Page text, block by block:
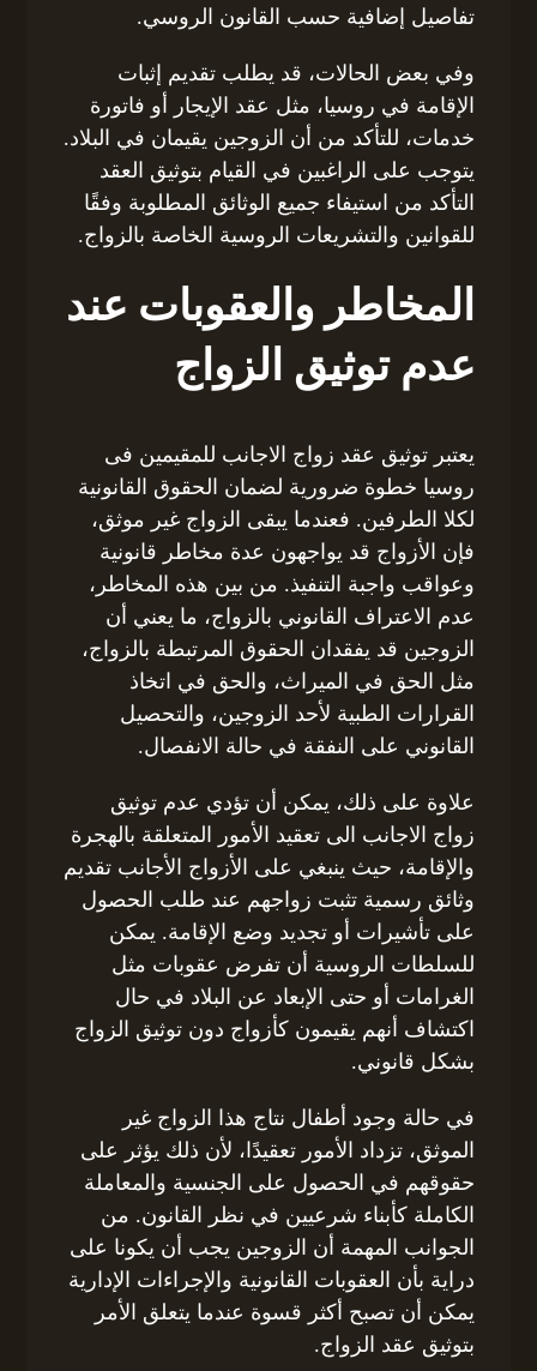
تفاصيل إضافية حسب القانون الروسي.
وفي بعض الحالات، قد يطلب تقديم إثبات
الإقامة في روسيا، مثل عقد الإيجار أو فاتورة
خدمات، للتأكد من أن الزوجين يقيمان في البلاد.
يتوجب على الراغبين في القيام بتوثيق العقد
التأكد من استيفاء جميع الوثائق المطلوبة وفقًا
للقوانين والتشريعات الروسية الخاصة بالزواج.
المخاطر والعقوبات عند
عدم توثيق الزواج
يعتبر توثيق عقد زواج الاجانب للمقيمين فى
روسيا خطوة ضرورية لضمان الحقوق القانونية
لكلا الطرفين. فعندما يبقى الزواج غير موثق،
فإن الأزواج قد يواجهون عدة مخاطر قانونية
وعواقب واجبة التنفيذ. من بين هذه المخاطر،
عدم الاعتراف القانوني بالزواج، ما يعني أن
الزوجين قد يفقدان الحقوق المرتبطة بالزواج،
مثل الحق في الميراث، والحق في اتخاذ
القرارات الطبية لأحد الزوجين، والتحصيل
القانوني على النفقة في حالة الانفصال.
علاوة على ذلك، يمكن أن تؤدي عدم توثيق
زواج الاجانب الى تعقيد الأمور المتعلقة بالهجرة
والإقامة، حيث ينبغي على الأزواج الأجانب تقديم
وثائق رسمية تثبت زواجهم عند طلب الحصول
على تأشيرات أو تجديد وضع الإقامة. يمكن
للسلطات الروسية أن تفرض عقوبات مثل
الغرامات أو حتى الإبعاد عن البلاد في حال
اكتشاف أنهم يقيمون كأزواج دون توثيق الزواج
بشكل قانوني.
في حالة وجود أطفال نتاج هذا الزواج غير
الموثق، تزداد الأمور تعقيدًا، لأن ذلك يؤثر على
حقوقهم في الحصول على الجنسية والمعاملة
الكاملة كأبناء شرعيين في نظر القانون. من
الجوانب المهمة أن الزوجين يجب أن يكونا على
دراية بأن العقوبات القانونية والإجراءات الإدارية
يمكن أن تصبح أكثر قسوة عندما يتعلق الأمر
بتوثيق عقد الزواج.